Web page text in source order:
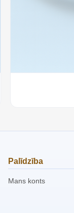
Palīdzība
Mans konts